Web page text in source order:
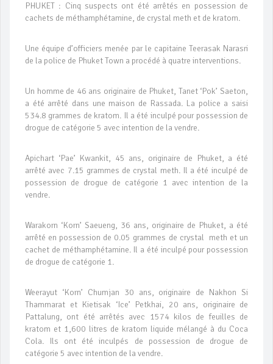
PHUKET : Cinq suspects ont été arrêtés en possession de
cachets de méthamphétamine, de crystal meth et de kratom.
Une équipe d’officiers menée par le capitaine Teerasak Narasri
de la police de Phuket Town a procédé à quatre interventions.
Un homme de 46 ans originaire de Phuket, Tanet ‘Pok’ Saeton,
a été arrêté dans une maison de Rassada. La police a saisi
534.8 grammes de kratom. Il a été inculpé pour possession de
drogue de catégorie 5 avec intention de la vendre.
Apichart ‘Pae’ Kwankit, 45 ans, originaire de Phuket, a été
arrêté avec 7.15 grammes de crystal meth. Il a été inculpé de
possession de drogue de catégorie 1 avec intention de la
vendre.
Warakorn ‘Korn’ Saeueng, 36 ans, originaire de Phuket, a été
arrêté en possession de 0.05 grammes de crystal meth et un
cachet de méthamphétamine. Il a été inculpé pour possession
de drogue de catégorie 1.
Weerayut ‘Korn’ Chumjan 30 ans, originaire de Nakhon Si
Thammarat et Kietisak ‘Ice’ Petkhai, 20 ans, originaire de
Pattalung, ont été arrêtés avec 1574 kilos de feuilles de
kratom et 1,600 litres de kratom liquide mélangé à du Coca
Cola. Ils ont été inculpés de possession de drogue de
catégorie 5 avec intention de la vendre.